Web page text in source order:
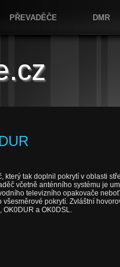
PŘEVADĚČE DMR
který tak doplnil pokrytí v oblasti
včetně anténního systému je
televizního opakovače
pokrytí. Zvláštní
OK0DUR a OK0DSL.